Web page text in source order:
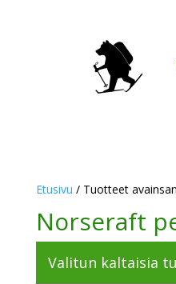
Etusivu / Tuotteet
Norseraft
Valitun kaltaisia